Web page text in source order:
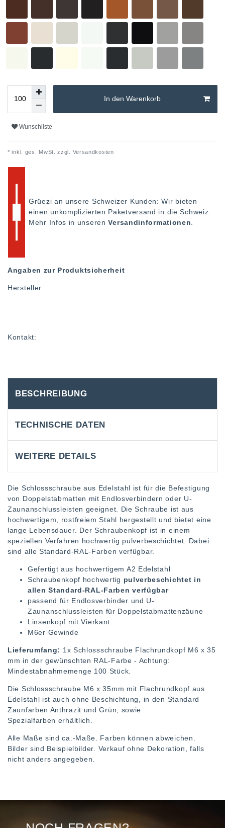
In den Warenkorb
Wunschliste
* inkl. ges. MwSt. zzgl. Versandkosten
Grüezi an unsere Schweizer Kunden: Wir bieten
einen unkomplizierten Paketversand in die Schweiz.
Mehr Infos in unserenVersandinformationen
Angaben zur Produktsicherheit
Hersteller:
Kontakt:
BESCHREIBUNG
TECHNISCHE DATEN
WEITERE DETAILS
Die Schlossschraube aus Edelstahl ist für die Befestigung
von Doppelstabmatten mit Endlosverbindern oder U-
Zaunanschlussleisten geeignet. Die Schraube ist aus
hochwertigem, rostfreiem Stahl hergestellt und bietet eine
lange Lebensdauer. Der Schraubenkopf ist in einem
speziellen Verfahren hochwertig pulverbeschichtet. Dabei
sind alle Standard-RAL-Farben verfügbar.
Gefertigt aus hochwertigem A2 Edelstahl
Schraubenkopf hochwertig pulverbeschichtet in
allen Standard-RAL-Farben verfügbar
passend für Endlosverbinder und U-
Zaunanschlussleisten für Doppelstabmattenzäune
Linsenkopf mit Vierkant
M6er Gewinde
Lieferumfang: 1x Schlossschraube Flachrundkopf M6 x 35
mm in der gewünschten RAL-Farbe - Achtung:
Mindestabnahmemenge 100 Stück.
Die Schlossschraube M6 x 35mm mit Flachrundkopf aus
Edelstahl ist auch ohne Beschichtung, in den Standard
Zaunfarben Anthrazit und Grün, sowie
Spezialfarben erhältlich.
Alle Maße sind ca.-Maße. Farben können abweichen.
Bilder sind Beispielbilder. Verkauf ohne Dekoration, falls
nicht anders angegeben.